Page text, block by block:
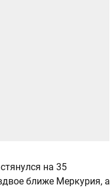
на 35
ближе Меркурия, а